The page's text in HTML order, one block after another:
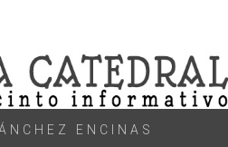
ENCINAS